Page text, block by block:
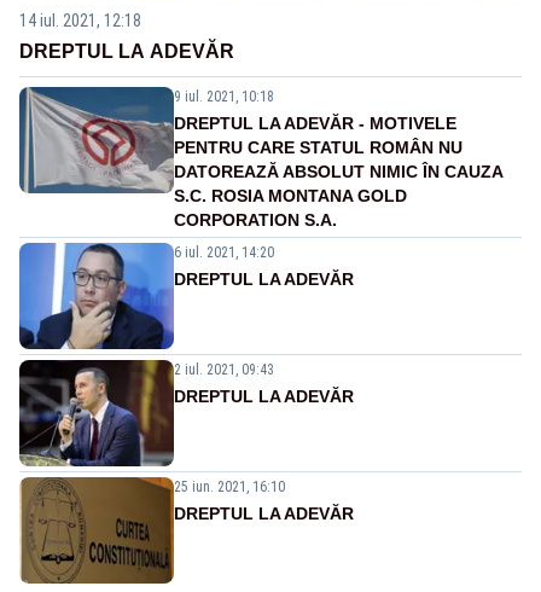
14 iul. 2021, 12:18
DREPTUL LA ADEVĂR
9 iul. 2021, 10:18
DREPTUL LA ADEVĂR - MOTIVELE
PENTRU CARE STATUL ROMÂN NU
DATOREAZĂ ABSOLUT NIMIC ÎN CAUZA
S.C. ROSIA MONTANA GOLD
CORPORATION S.A.
6 iul. 2021, 14:20
DREPTUL LA ADEVĂR
2 iul. 2021, 09:43
DREPTUL LA ADEVĂR
25 iun. 2021, 16:10
DREPTUL LA ADEVĂR